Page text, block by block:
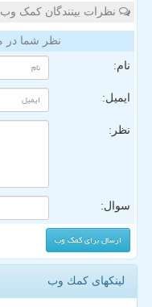
نظرات بینندگان کمک
نظر شما
نام:
ایمیل:
نظر:
سوال:
لینکهای كمك وب